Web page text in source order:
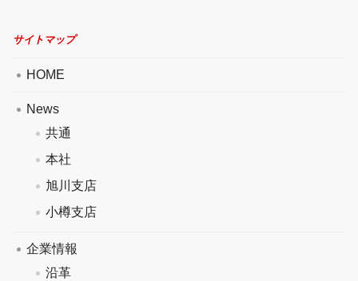
サイトマップ
HOME
News
共通
本社
旭川支店
小樽支店
企業情報
沿革